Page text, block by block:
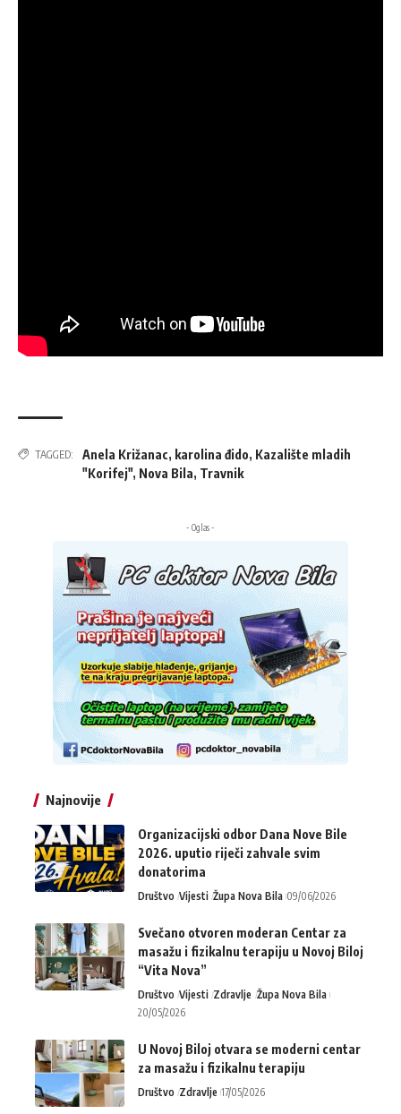
TAGGED: Anela Križanac, karolina đido, Kazalište mladih
"Korifej", Nova Bila, Travnik
- Oglas -
Najnovije
Organizacijski odbor Dana Nove Bile
2026. uputio riječi zahvale svim
donatorima
Društvo Vijesti Župa Nova Bila 09/06/2026
Svečano otvoren moderan Centar za
masažu i fizikalnu terapiju u Novoj Biloj
“Vita Nova”
Društvo Vijesti Zdravlje Župa Nova Bila
20/05/2026
U Novoj Biloj otvara se moderni centar
za masažu i fizikalnu terapiju
Društvo Zdravlje 17/05/2026